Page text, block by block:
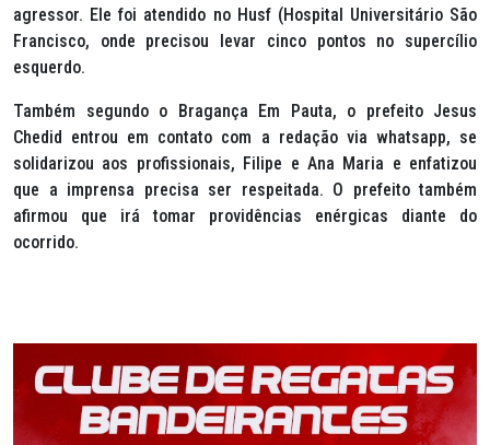
agressor. Ele foi atendido no Husf (Hospital Universitário São
Francisco, onde precisou levar cinco pontos no supercílio
esquerdo.
Também segundo o Bragança Em Pauta, o prefeito Jesus
Chedid entrou em contato com a redação via whatsapp, se
solidarizou aos profissionais, Filipe e Ana Maria e enfatizou
que a imprensa precisa ser respeitada. O prefeito também
afirmou que irá tomar providências enérgicas diante do
ocorrido.